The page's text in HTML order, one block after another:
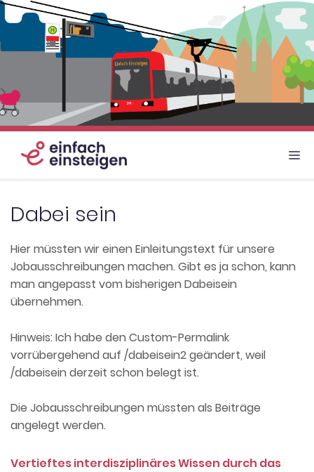
Zum
Inhalt
springen
Dabei sein
Hier müssten wir einen Einleitungstext für unsere
Jobausschreibungen machen. Gibt es ja schon, kann
man angepasst vom bisherigen Dabeisein
übernehmen.
Hinweis: Ich habe den Custom-Permalink
vorrübergehend auf /dabeisein2 geändert, weil
/dabeisein derzeit schon belegt ist.
Die Jobausschreibungen müssten als Beiträge
angelegt werden.
Vertieftes interdisziplinäres Wissen durch das